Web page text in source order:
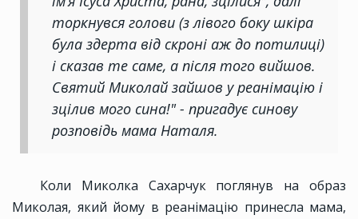
торкнувся голови (з лівого боку шкіра
була здерта від скроні аж до потилиці)
і сказав те саме, а після того вийшов.
Святий Миколай зайшов у реанімацію і
зцілив мого сина!" - пригадує синову
розповідь мама Наталя.
Коли Миколка Сахарчук поглянув на образ
Миколая, який йому в реанімацію принесла мама,